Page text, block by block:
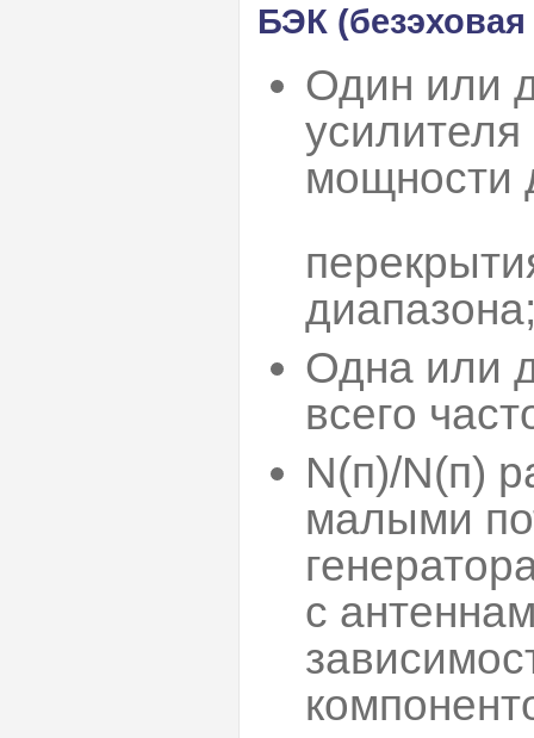
БЭК
Один или
усилителя
мощности
Одна или
всего
N(п)/N(п)
малыми
с